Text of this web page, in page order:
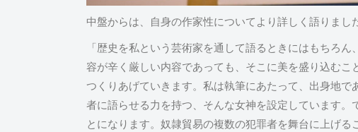
中盤からは、自身の作家性についてより詳しく語りまし
「歴史を私という芸術家を通して語るときにはもちろ
容が辛く厳しい内容であっても、そこに美を盛り込む
つくりあげていきます。私は執筆にあたって、出身地
者に語らせる力を持つ、そんな女神を設定しています。
とになります。奴隷貿易の複数の犯罪者を舞台に上げ